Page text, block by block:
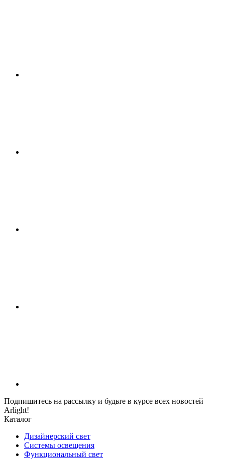
Подпишитесь на рассылку и будьте в курсе всех новостей
Arlight!
Каталог
Дизайнерский свет
Системы освещения
Функциональный свет